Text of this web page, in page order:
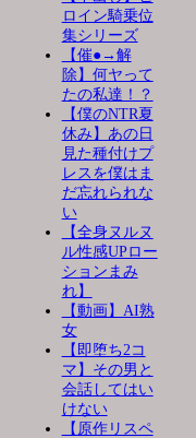
ロイン騎乗位
集シリーズ
【催●→解
除】何ヤって
たの私達！？
【僕のNTR夏
休み】あの日
見た種付けプ
レスを僕はま
だ忘れられな
い
【全身ヌルヌ
ル性感UPロー
ションまみ
れ】
【動画】AI熟
女
【即堕ち2コ
マ】その男と
会話してはい
けない
【原作リスペ